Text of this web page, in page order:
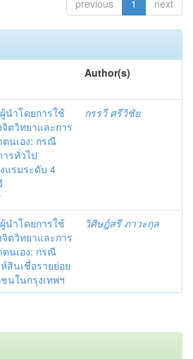
previous 1 next
Author(s)
นำโดยการใช้
ตวิทยาและการ
นเอง: กรณี
รทั่วไป
แรมระดับ 4
กรรวี ศรีวิชัย
นำโดยการใช้
ตวิทยาและการ
นเอง: กรณี
สินเชื่อรายย่อย
นในกรุงเทพฯ
วิศิษฎ์สรี ภาวะกุล